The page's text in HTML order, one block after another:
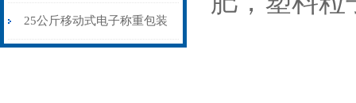
秤升降除尘式
25公斤移动式电子称重包装